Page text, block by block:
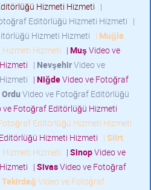
Hizmeti Hizmeti |
Editörlüğü Hizmeti Hizmeti |
Hizmeti Hizmeti | Muğla
Hizmeti | MuşVideo ve
| NevşehirVideo ve
| NiğdeVideo ve Fotoğraf
Ordu Video ve Fotoğraf Editörlüğü
ve Fotoğraf Editörlüğü Hizmeti
Editörlüğü Hizmeti Hizmeti
Hizmeti Hizmeti | Siirt
Hizmeti | SinopVideo ve
| SivasVideo ve Fotoğraf
Tekirdağ Video ve Fotoğraf